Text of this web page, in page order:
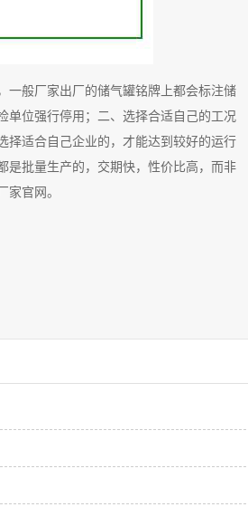
一般厂家出厂的储气罐铭牌上都会标注储
单位强行停用；二、选择合适自己的工况
择适合自己企业的，才能达到较好的运行
是批量生产的，交期快，性价比高，而非
官网。